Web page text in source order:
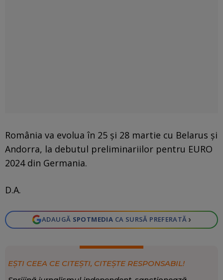
România va evolua în 25 și 28 martie cu Belarus și
Andorra, la debutul preliminariilor pentru EURO
2024 din Germania.
D.A.
ADAUGĂ SPOTMEDIA CA SURSĂ PREFERATĂ ›
EȘTI CEEA CE CITEȘTI, CITEȘTE RESPONSABIL!